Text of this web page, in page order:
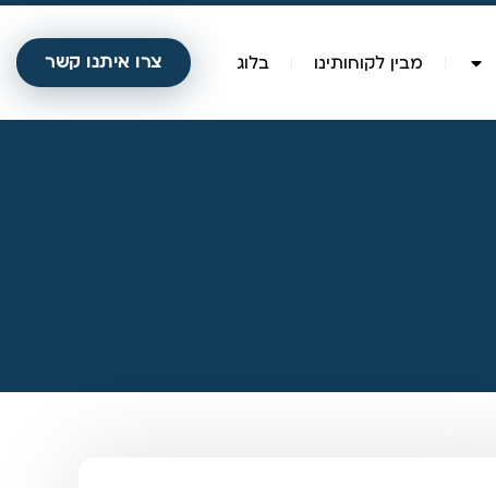
מבין לקוחותינו בלוג צרו איתנו קשר